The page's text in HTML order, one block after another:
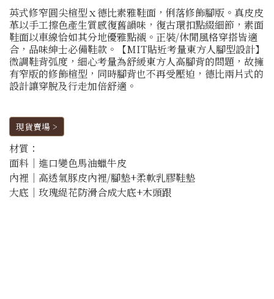
英式修窄圓尖楦型ｘ德比素雅鞋面，俐落修飾腳版。真皮皮
革以手工擦色產生質感復舊韻味，復古環扣點綴細節，素面
鞋面以車線恰如其分地優雅點襯。正裝/休閒風格穿搭皆適
合，品味紳士必備鞋款。【MIT貼近考量東方人腳型設計】
微調鞋背弧度，細心考量為舒緩東方人高腳背的問題，故擁
有窄版的修飾楦型，同時腳背也不再受壓迫，德比兩片式的
設計讓穿脫及行走加倍舒適。
現貨賣場 >
材質：
面料│進口變色馬油蠟牛皮
內裡│高透氣豚皮內裡/腳墊+柔軟乳膠鞋墊
大底│玫瑰緹花防滑合成大底+木頭跟